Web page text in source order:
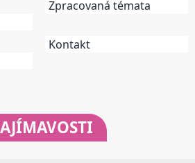
Zpracovaná témata
Kontakt